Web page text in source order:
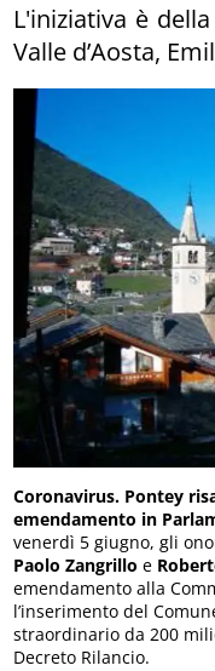
L'iniziativa è
Valle d’Aosta,
Coronavirus. Pontey
emendamento in
venerdì 5 giugno, gli
Paolo Zangrillo e
emendamento alla
l’inserimento del
straordinario da 200
Decreto Rilancio.